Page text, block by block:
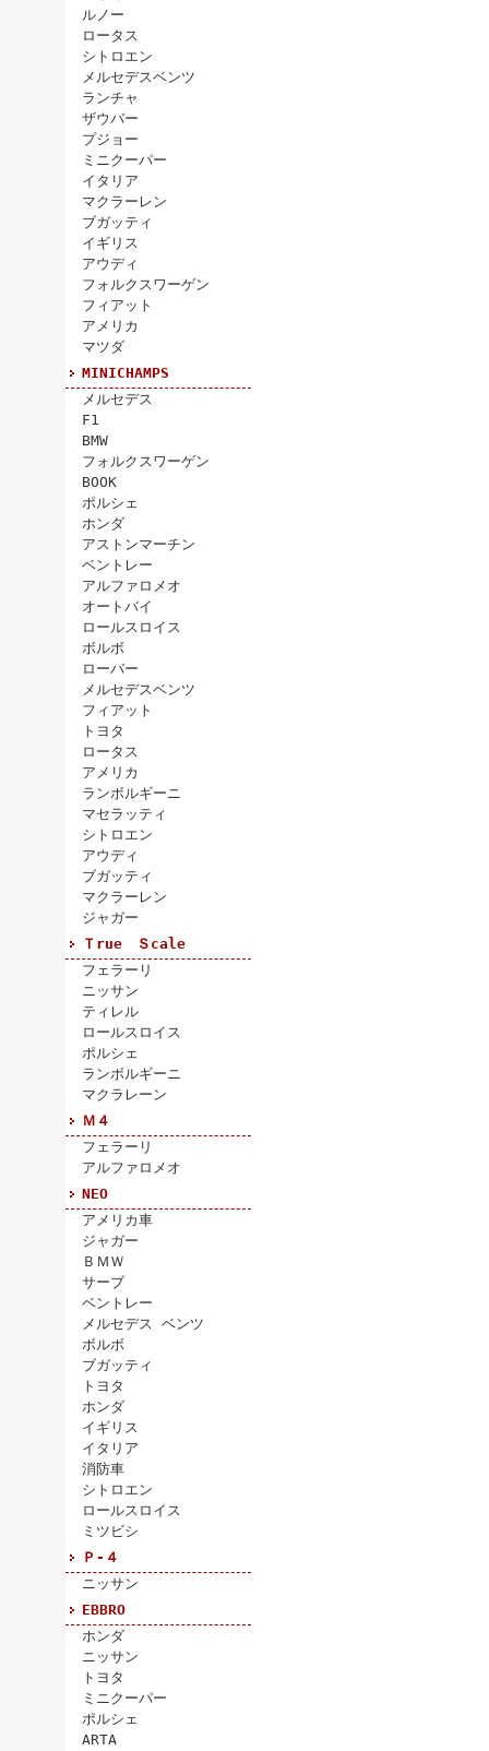
ルノー
ロータス
シトロエン
メルセデスベンツ
ランチャ
ザウバー
プジョー
ミニクーパー
イタリア
マクラーレン
ブガッティ
イギリス
アウディ
フォルクスワーゲン
フィアット
アメリカ
マツダ
MINICHAMPS
メルセデス
F1
BMW
フォルクスワーゲン
BOOK
ポルシェ
ホンダ
アストンマーチン
ベントレー
アルファロメオ
オートバイ
ロールスロイス
ボルボ
ローバー
メルセデスベンツ
フィアット
トヨタ
ロータス
アメリカ
ランボルギーニ
マセラッティ
シトロエン
アウディ
ブガッティ
マクラーレン
ジャガー
Ｔrue Ｓcale
フェラーリ
ニッサン
ティレル
ロールスロイス
ポルシェ
ランボルギーニ
マクラレーン
Ｍ４
フェラーリ
アルファロメオ
NEO
アメリカ車
ジャガー
ＢＭＷ
サーブ
ベントレー
メルセデス ベンツ
ボルボ
ブガッティ
トヨタ
ホンダ
イギリス
イタリア
消防車
シトロエン
ロールスロイス
ミツビシ
Ｐ-４
ニッサン
EBBRO
ホンダ
ニッサン
トヨタ
ミニクーパー
ポルシェ
ARTA